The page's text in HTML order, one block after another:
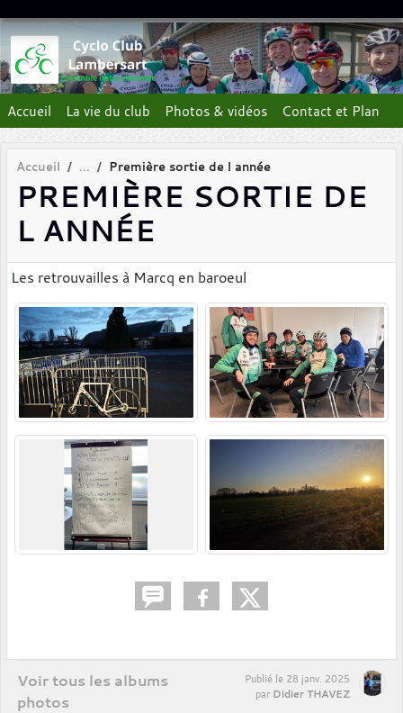
Accueil La vie du club Photos & vidéos Contact et Plan
Accueil Première sortie de l année
PREMIÈRE SORTIE DE
L ANNÉE
Les retrouvailles à Marcq en baroeul
Voir tous les albums
photos
Publié le 28 janv. 2025
par Didier THAVEZ